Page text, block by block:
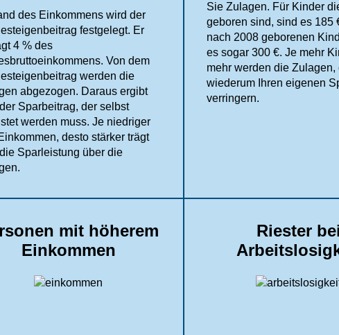
des Einkommens wird der
festgelegt. Er
4 % des
Von dem
werden die
abgezogen. Daraus ergibt
Sparbeitrag, der selbst
werden muss. Je niedriger
desto stärker trägt
Sparleistung über die
Sie Zulagen. Für Kinder
geboren sind, sind es 185
nach 2008 geborenen
es sogar 300 €. Je mehr
mehr werden die Zulagen,
wiederum Ihren eigenen
verringern.
mit höherem
Einkommen
Riester bei